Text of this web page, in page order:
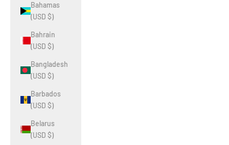
Bahamas
(USD $)
Bahrain
(USD $)
Bangladesh
(USD $)
Barbados
(USD $)
Belarus
(USD $)